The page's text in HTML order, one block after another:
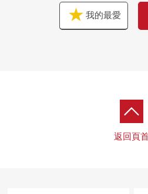
我的最愛
返回頁